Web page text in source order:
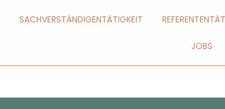
SACHVERSTÄNDIGENTÄTIGKEIT
JOBS